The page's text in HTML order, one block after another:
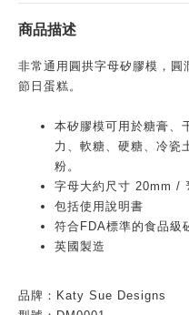
商品描述
非常通用圓拱字母矽膠模，圓
節日蛋糕。
本矽膠模可用於糖膏、
力、軟糖、硬糖、冷瓷
粉。
字母大約尺寸 20mm /
包括使用說明書
符合FDA標準的食品級
英國製造
品牌：Katy Sue Designs